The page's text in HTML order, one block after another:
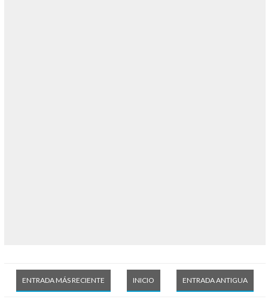
ENTRADA MÁS RECIENTE ENTRADA ANTIGUA
INICIO